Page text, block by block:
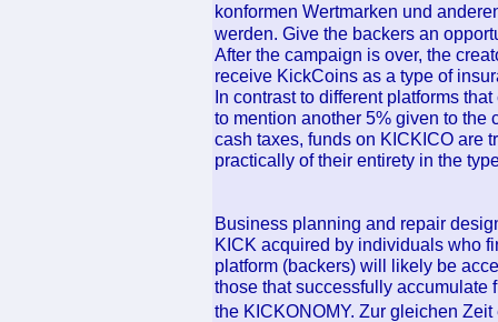
konformen Wertmarken und
werden. Give the backers an
After the campaign is over, the
receive KickCoins as a type of
In contrast to different platforms
to mention another 5% given to the
cash taxes, funds on KICKICO are
practically of their entirety in the
Business planning and repair
KICK acquired by individuals who
platform (backers) will likely be
those that successfully accumulate
the KICKONOMY. Zur gleichen